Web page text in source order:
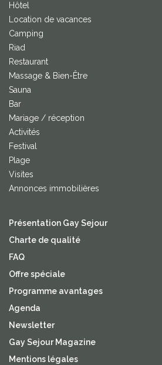
Hôtel
Location de vacances
Camping
Riad
Restaurant
Massage & Bien-Être
Sauna
Bar
Mariage / réception
Activités
Festival
Plage
Visites
Annonces immobilières
Présentation Gay Sejour
Charte de qualité
FAQ
Offre spéciale
Programme avantages
Agenda
Newsletter
Gay Sejour Magazine
Mentions légales